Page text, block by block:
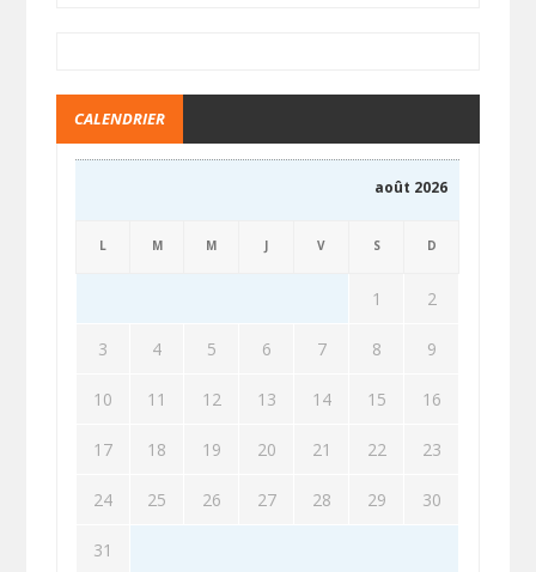
CALENDRIER
août 2026
L M M J V S D
1 2
3 4 5 6 7 8 9
10 11 12 13 14 15 16
17 18 19 20 21 22 23
24 25 26 27 28 29 30
31